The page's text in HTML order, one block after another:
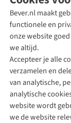
Bever.nl maakt
functionele en
onze website
we altijd.
Accepteer je alle
verzamelen en
van analytische,
analytische
website wordt
we de website
Direct advies
+31 (0)85 888
+31 6 12 28 49